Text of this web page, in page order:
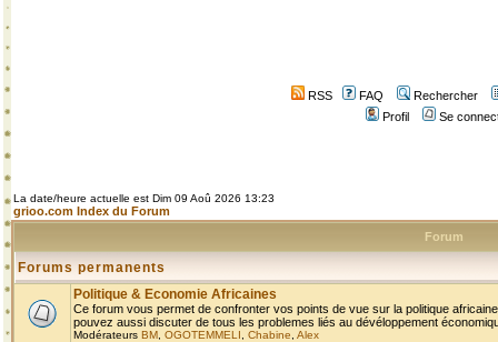
RSS FAQ
Rechercher
Profil
Se
La date/heure actuelle est Dim 09 Aoû 2026 13:23
grioo.com Index du Forum
Forum
Forums permanents
Politique & Economie Africaines
Ce forum vous permet de confronter vos points de vue sur la politique
pouvez aussi discuter de tous les problemes liés au dévéloppement
Modérateurs BM OGOTEMMELI Chabine Alex